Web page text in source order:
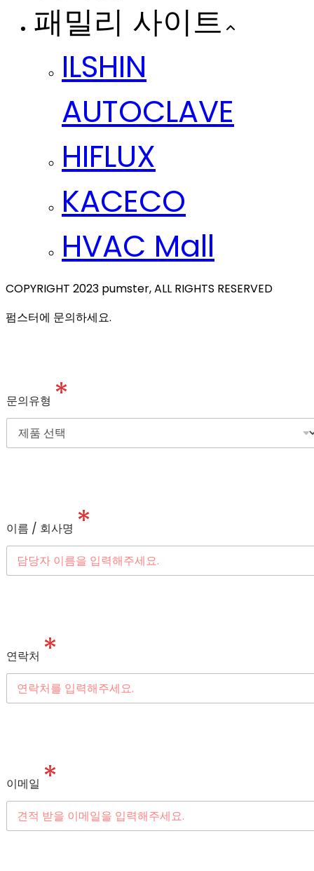
패밀리 사이트
ILSHIN
AUTOCLAVE
HIFLUX
KACECO
HVAC Mall
COPYRIGHT 2023 pumster, ALL RIGHTS RESERVED
펌스터에 문의하세요.
문의유형 *
이름 / 회사명 *
연락처 *
이메일 *